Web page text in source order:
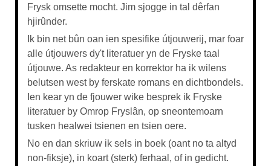
Frysk omsette mocht. Jim sjogge in tal dêrfan
hjirûnder.
Ik bin net bûn oan ien spesifike útjouwerij, mar foar
alle útjouwers dy't literatuer yn de Fryske taal
útjouwe. As redakteur en korrektor ha ik wilens
belutsen west by ferskate romans en dichtbondels.
Ien kear yn de fjouwer wike besprek ik Fryske
literatuer by Omrop Fryslân, op sneontemoarn
tusken healwei tsienen en tsien oere.
No en dan skriuw ik sels in boek (oant no ta altyd
non-fiksje), in koart (sterk) ferhaal, of in gedicht.